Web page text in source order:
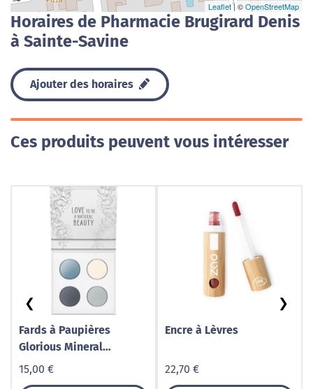
Leaflet| ©OpenStreetMap
Horaires de Pharmacie Brugirard Denis
à Sainte-Savine
Ajouter des horaires
Ces produits peuvent vous intéresser
Fards à Paupières
Glorious Mineral
Eyeshadows
15,00 €
Encre à Lèvres
22,70 €
❮ ❯